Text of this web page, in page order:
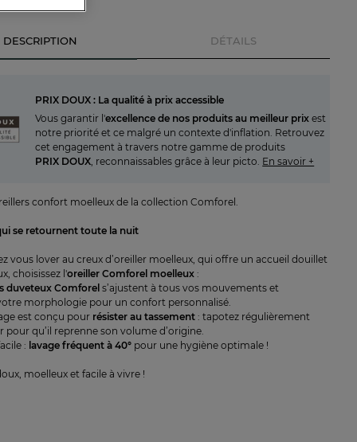
DESCRIPTION DÉTAILS
PRIX DOUX : La qualité à prix accessible
Vous garantir l'excellence de nos produits au meilleur prix est
notre priorité et ce malgré un contexte d'inflation. Retrouvez
cet engagement à travers notre gamme de produits
PRIX DOUX, reconnaissables grâce à leur picto. En savoir +
confort moelleux de la collection Comforel.
se retournent toute la nuit
vous lover au creux d’oreiller moelleux, qui offre un accueil douillet
choisissez l'oreiller Comforel moelleux :
duveteux Comforels’ajustent à tous vos mouvements et
morphologie pour un confort personnalisé.
est conçu pour résister au tassement : tapotez régulièrement
pour qu’il reprenne son volume d’origine.
: lavage fréquent à 40° pour une hygiène optimale !
moelleux et facile à vivre !